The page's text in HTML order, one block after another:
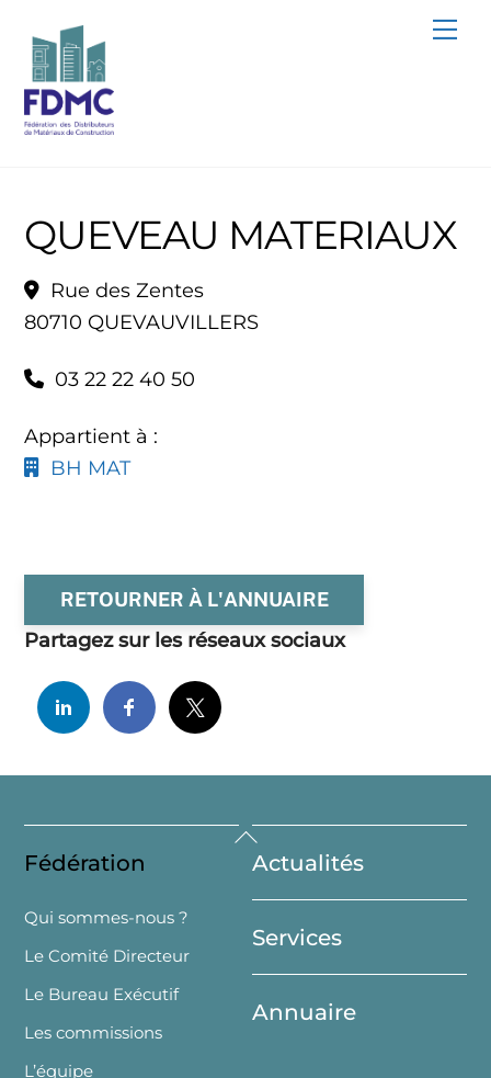
content
QUEVEAU MATERIAUX
Rue des Zentes
80710 QUEVAUVILLERS
03 22 22 40 50
Appartient à :
BH MAT
RETOURNER À L'ANNUAIRE
Partagez sur les réseaux sociaux
Back
To
Top
Fédération
Qui sommes-nous ?
Le Comité Directeur
Le Bureau Exécutif
Les commissions
L’équipe
Actualités
Services
Annuaire